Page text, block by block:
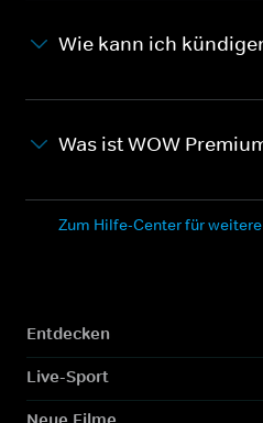
Wie kann ich
Was ist WOW
Zum Hilfe-Center für
Entdecken
Live-Sport